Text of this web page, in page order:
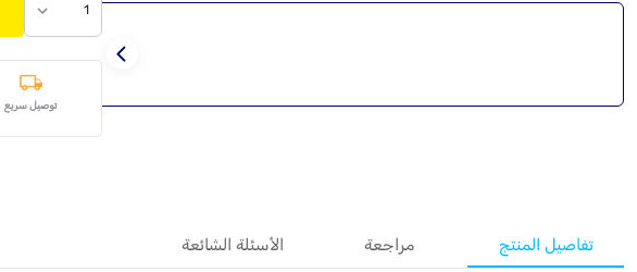
1
توصيل سريع
تفاصيل المنتج مراجعة الأسئلة الشائعة